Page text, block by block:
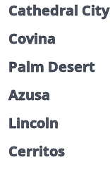
Cathedral City
Covina
Palm Desert
Azusa
Lincoln
Cerritos